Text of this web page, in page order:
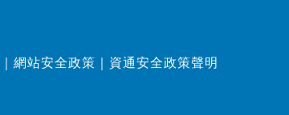
網站安全政策
資通安全政策聲明